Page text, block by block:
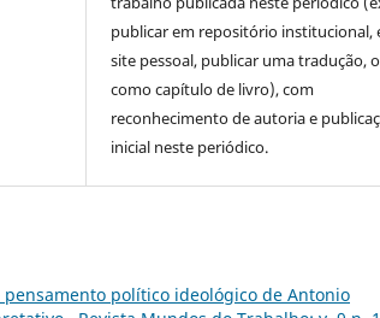
publicar em repositório institucional,
site pessoal, publicar uma tradução,
como capítulo de livro), com
reconhecimento de autoria e
inicial neste periódico.
político ideológico de Antonio